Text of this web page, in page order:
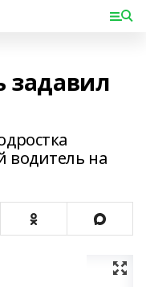
задавил
водитель на